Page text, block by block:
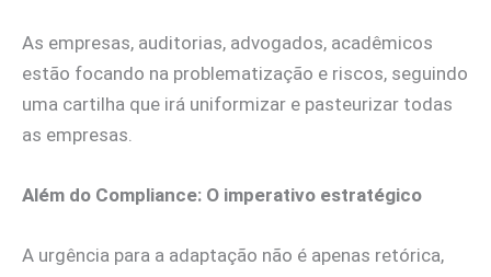
As empresas, auditorias, advogados, acadêmicos
estão focando na problematização e riscos, seguindo
uma cartilha que irá uniformizar e pasteurizar todas
as empresas.
Além do Compliance: O imperativo estratégico
A urgência para a adaptação não é apenas retórica,